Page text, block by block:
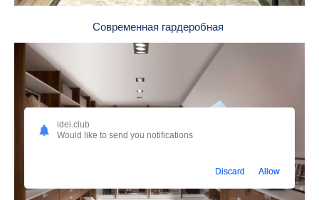
Современная гардеробная
idei.club
Would like to send you notifications
Discard Allow